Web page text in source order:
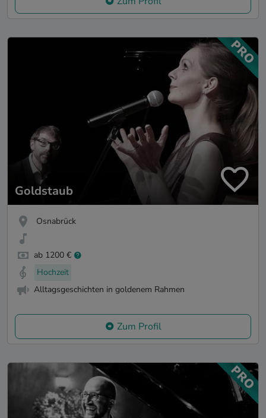
Goldstaub
Osnabrück
ab 1200 €
Hochzeit
Alltagsgeschichten in goldenem Rahmen
Zum Profil